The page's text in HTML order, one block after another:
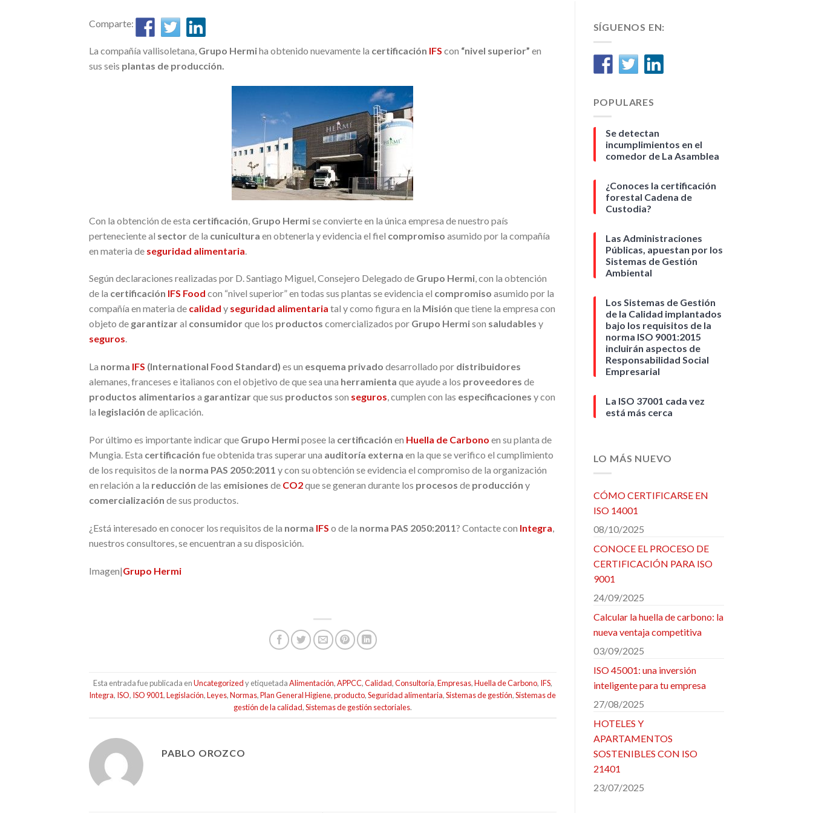
Comparte:
La compañía vallisoletana, Grupo Hermiha obtenido nuevamente la certificación IFS con “nivel superior” en
sus seis plantas de producción.
Con la obtención de esta certificación Grupo Hermise convierte en la única empresa de nuestro país
perteneciente al sectorde la cunicultura en obtenerla y evidencia el fiel compromiso asumido por la compañía
en materia de seguridad alimentaria
Según declaraciones realizadas por D. Santiago Miguel, Consejero Delegado de Grupo Hermi, con la obtención
de la certificación IFS Food con “nivel superior” en todas sus plantas se evidencia el compromiso asumido por la
compañía en materia de calidad y seguridad alimentaria tal y como figura en la Misión que tiene la empresa con
objeto de garantizaral consumidorque los productos comercializados por Grupo Hermison saludables y
seguros.
La norma IFS (International Food Standard) es un esquema privado desarrollado por distribuidores
alemanes, franceses e italianos con el objetivo de que sea una herramienta que ayude a los proveedores de
productos alimentarios a garantizarque sus productos son seguros, cumplen con las especificaciones y con
la legislación de aplicación.
Por último es importante indicar que Grupo Hermiposee la certificación en Huella de Carbono en su planta de
Mungia. Esta certificación fue obtenida tras superar una auditoría externa en la que se verifico el cumplimiento
de los requisitos de la norma PAS 2050:2011 y con su obtención se evidencia el compromiso de la organización
en relación a la reducción de las emisiones de CO2que se generan durante los procesos de producción y
comercialización de sus productos.
¿Está interesado en conocer los requisitos de la norma IFS o de la norma PAS 2050:2011? Contacte con Integra
nuestros consultores, se encuentran a su disposición.
Imagen|Grupo Hermi
Esta entrada fue publicada enUncategorizedy etiquetadaAlimentación,APPCC,Calidad,Consultoría,Empresas,Huella de Carbono, IFS,
Integra, ISO, ISO 9001,Legislación,Leyes,Normas,Plan General Higiene,producto,Seguridad alimentaria,Sistemas de gestión,Sistemas de
gestión de la calidad,Sistemas de gestión sectoriales.
PABLO OROZCO
SÍGUENOS EN:
POPULARES
Se detectan
incumplimientos en el
comedor de La Asamblea
¿Conoces la certificación
forestal Cadena de
Custodia?
Las Administraciones
Públicas, apuestan por los
Sistemas de Gestión
Ambiental
Los Sistemas de Gestión
de la Calidad implantados
bajo los requisitos de la
norma ISO 9001:2015
incluirán aspectos de
Responsabilidad Social
Empresarial
La ISO 37001 cada vez
está más cerca
LO MÁS NUEVO
CÓMO CERTIFICARSE EN
ISO 14001
08/10/2025
CONOCE EL PROCESO DE
CERTIFICACIÓN PARA ISO
9001
24/09/2025
Calcular la huella de carbono: la
nueva ventaja competitiva
03/09/2025
ISO 45001: una inversión
inteligente para tu empresa
27/08/2025
HOTELES Y
APARTAMENTOS
SOSTENIBLES CON ISO
21401
23/07/2025